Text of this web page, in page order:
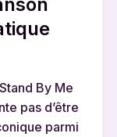
By Me
pas d’être
parmi